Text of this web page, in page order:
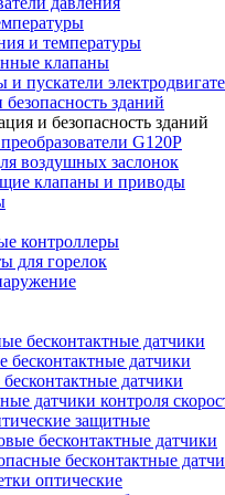
и температуры
клапаны
и пускатели
зданий
и безопасность зданий
G120P
воздушных заслонок
клапаны и приводы
контроллеры
для горелок
бесконтактные датчики
бесконтактные датчики
датчики
датчики контроля
защитные
бесконтактные датчики
бесконтактные
оптические